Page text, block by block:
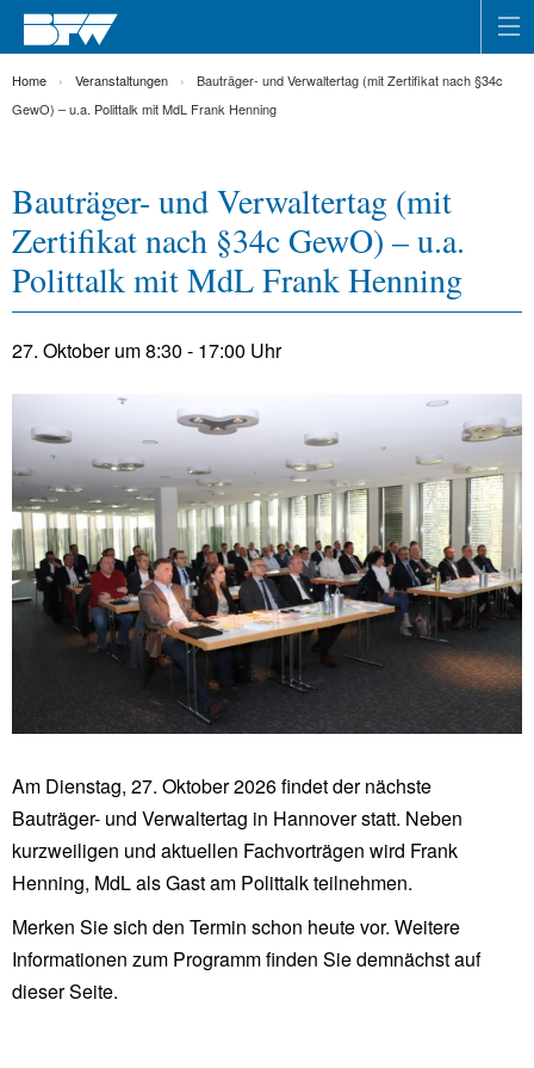
Home Veranstaltungen
Bauträger- und Verwaltertag (mit Zertifikat nach §34c
GewO) – u.a. Polittalk mit MdL Frank Henning
Bauträger- und Verwaltertag (mit
Zertifikat nach §34c GewO) – u.a.
Polittalk mit MdL Frank Henning
27. Oktober um 8:30 - 17:00 Uhr
Am Dienstag, 27. Oktober 2026 findet der nächste
Bauträger- und Verwaltertag in Hannover statt. Neben
kurzweiligen und aktuellen Fachvorträgen wird Frank
Henning, MdL als Gast am Polittalk teilnehmen.
Merken Sie sich den Termin schon heute vor. Weitere
Informationen zum Programm finden Sie demnächst auf
dieser Seite.